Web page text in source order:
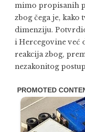
mimo propisanih
zbog čega je,
dimenziju.
i Hercegovine već
reakcija zbog,
nezakonitog